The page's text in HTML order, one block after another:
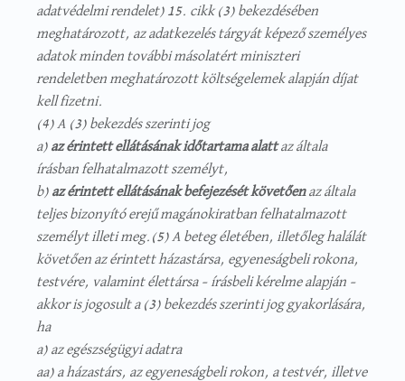
adatvédelmi rendelet) 15. cikk (3) bekezdésében
meghatározott, az adatkezelés tárgyát képező személyes
adatok minden további másolatért miniszteri
rendeletben meghatározott költségelemek alapján díjat
kell fizetni.
(4) A (3) bekezdés szerinti jog
a) az érintett ellátásának időtartama alattaz általa
írásban felhatalmazott személyt,
b) az érintett ellátásának befejezését követőenaz általa
teljes bizonyító erejű magánokiratban felhatalmazott
személyt illeti meg.(5) A beteg életében, illetőleg halálát
követően az érintett házastársa, egyeneságbeli rokona,
testvére, valamint élettársa – írásbeli kérelme alapján –
akkor is jogosult a (3) bekezdés szerinti jog gyakorlására,
ha
a) az egészségügyi adatra
aa) a házastárs, az egyeneságbeli rokon, a testvér, illetve